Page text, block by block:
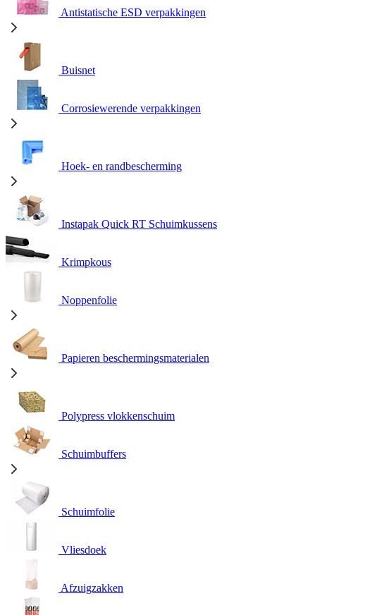
Antistatische ESD verpakkingen
Buisnet
Corrosiewerende verpakkingen
Hoek- en randbescherming
Instapak Quick RT Schuimkussens
Krimpkous
Noppenfolie
Papieren beschermingsmaterialen
Polypress vlokkenschuim
Schuimbuffers
Schuimfolie
Vliesdoek
Afzuigzakken